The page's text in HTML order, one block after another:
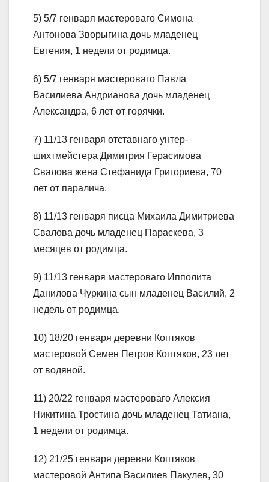
5) 5/7 генваря мастероваго Симона
Антонова Зворыгина дочь младенец
Евгения, 1 недели от родимца.
6) 5/7 генваря мастероваго Павла
Василиева Андрианова дочь младенец
Александра, 6 лет от горячки.
7) 11/13 генваря отставнаго унтер-
шихтмейстера Димитрия Герасимова
Свалова жена Стефанида Григориева, 70
лет от паралича.
8) 11/13 генваря писца Михаила Димитриева
Свалова дочь младенец Параскева, 3
месяцев от родимца.
9) 11/13 генваря мастероваго Ипполита
Данилова Чуркина сын младенец Василий, 2
недель от родимца.
10) 18/20 генваря деревни Коптяков
мастеровой Семен Петров Коптяков, 23 лет
от водяной.
11) 20/22 генваря мастероваго Алексия
Никитина Тростина дочь младенец Татиана,
1 недели от родимца.
12) 21/25 генваря деревни Коптяков
мастеровой Антипа Василиев Пакулев, 30